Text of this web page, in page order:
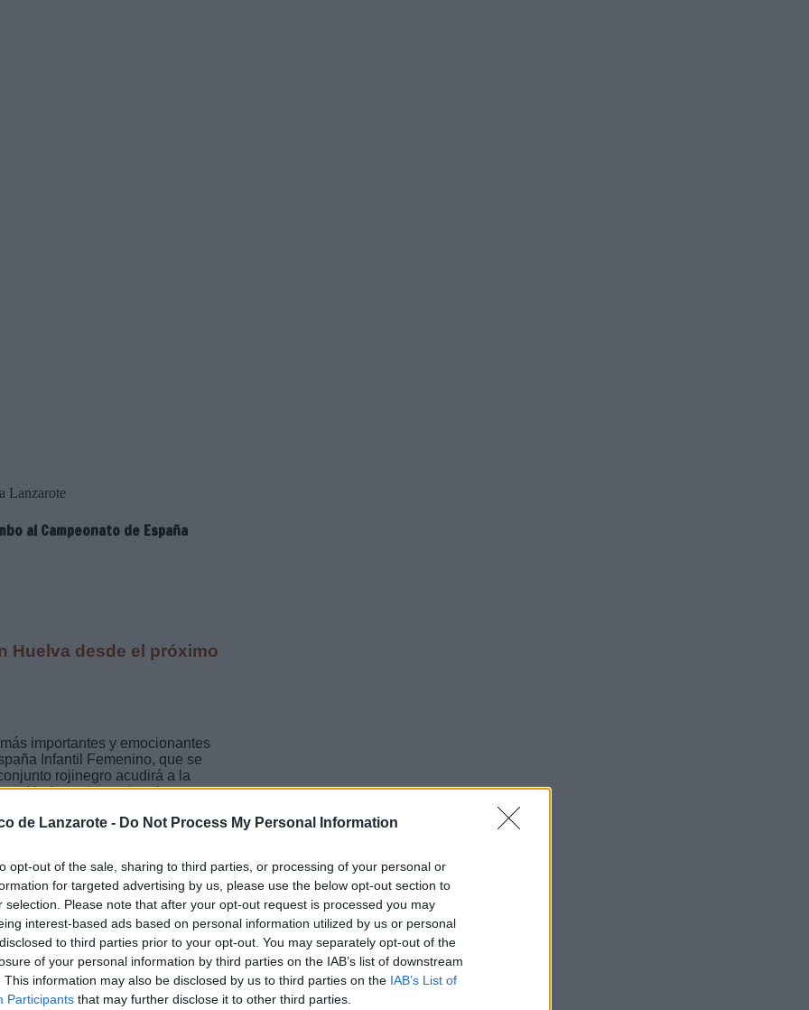
de Lanzarote - Do Not Process My Personal Information
opt-out of the sale, sharing to third parties, or processing of your personal or
for targeted advertising by us, please use the below opt-out section to
selection. Please note that after your opt-out request is processed you may
interest-based ads based on personal information utilized by us or personal
to third parties prior to your opt-out. You may separately opt-out of the
of your personal information by third parties on the IAB’s list of downstream
This information may also be disclosed by us to third parties on the IAB’s List of
Participants that may further disclose it to other third parties.
Lanzarote
al Campeonato de España
Huelva desde el próximo
importantes y emocionantes
Infantil Femenino, que se
rojinegro acudirá a la
el baloncesto regional,
autonómico.
con la ilusión de competir
de representar tanto a
de máximo nivel.
por Carlota Armas, Maya Gal,
Pérez, Chloe Curbelo, Estela
bajo la dirección técnica de
campeonato, donde se
31 a las 12:30 horas frente al